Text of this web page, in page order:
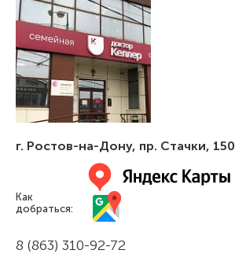
г. Ростов-на-Дону, пр. Стачки, 150
Как
добраться:
8 (863) 310-92-72